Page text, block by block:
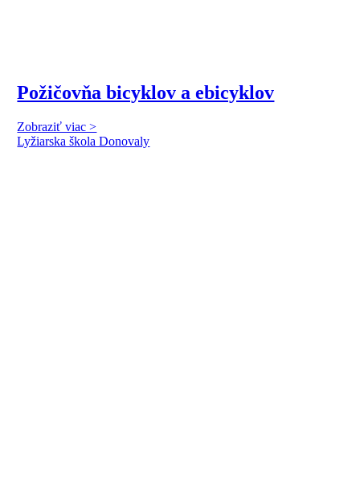
Požičovňa bicyklov a ebicyklov
Zobraziť viac >
Lyžiarska škola Donovaly